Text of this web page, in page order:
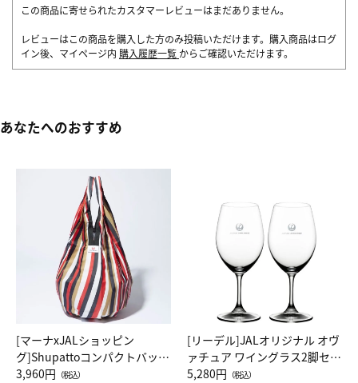
この商品に寄せられたカスタマーレビューはまだありません。
レビューはこの商品を購入した方のみ投稿いただけます。購入商品はログ
イン後、マイページ内 購入履歴一覧 からご確認いただけます。
あなたへのおすすめ
[マーナxJALショッピン
グ]Shupattoコンパクトバッグ
Drop JAL客室乗務員（LC）ス
3,960円 （税込）
[リーデル]JALオリジナル オヴ
ァチュア ワイングラス2脚セッ
ト（レッドワイン）
5,280円 （税込）